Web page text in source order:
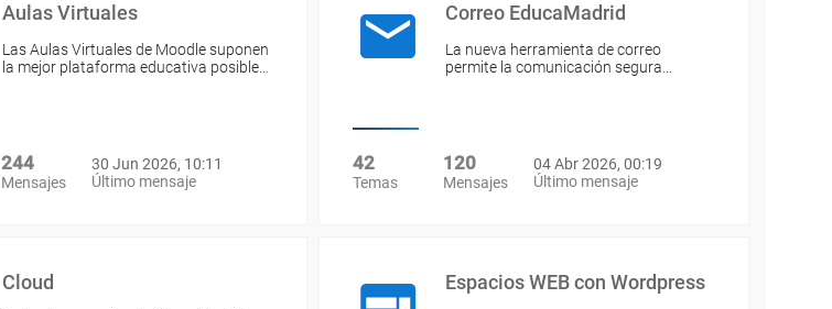
Aulas Virtuales
Las Aulas Virtuales de Moodle suponen
la mejor plataforma educativa posible…
244
Mensajes
30 Jun 2026, 10:11
Último mensaje
Correo EducaMadrid
La nueva herramienta de correo
permite la comunicación segura…
42
Temas
120
Mensajes
04 Abr 2026, 00:19
Último mensaje
Cloud Espacios WEB con Wordpress